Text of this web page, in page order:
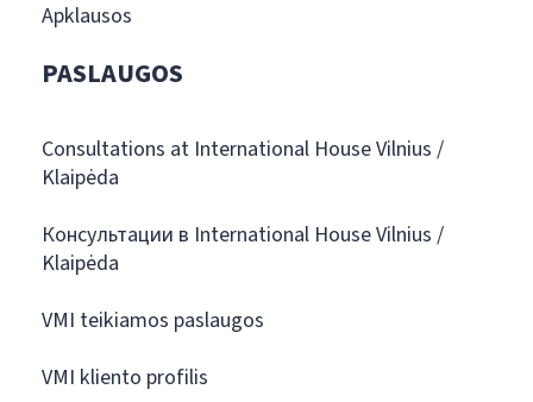
Apklausos
PASLAUGOS
Consultations at International House Vilnius /
Klaipėda
Консультации в International House Vilnius /
Klaipėda
VMI teikiamos paslaugos
VMI kliento profilis